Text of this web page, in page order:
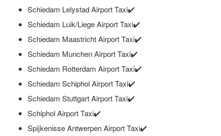
Schiedam Lelystad Airport Taxi✔️
Schiedam Luik/Liege Airport Taxi✔️
Schiedam Maastricht Airport Taxi✔️
Schiedam Munchen Airport Taxi✔️
Schiedam Rotterdam Airport Taxi✔️
Schiedam Schiphol Airport Taxi✔️
Schiedam Stuttgart Airport Taxi✔️
Schiphol Airport Taxi✔️
Spijkenisse Antwerpen Airport Taxi✔️